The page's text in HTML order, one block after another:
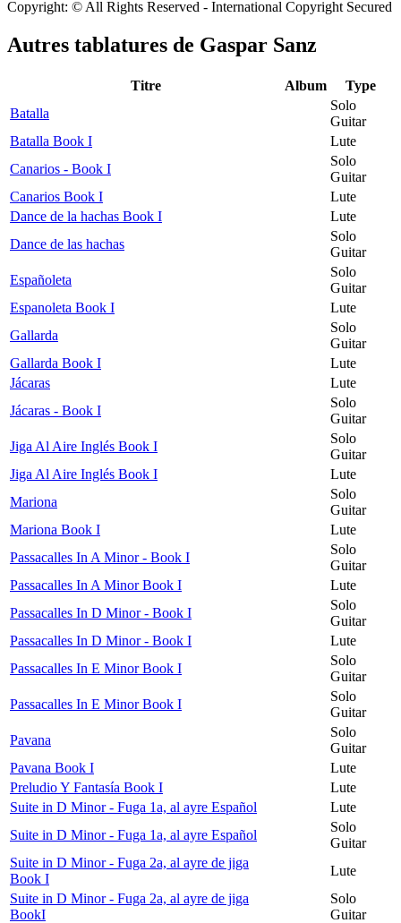
Copyright: © All Rights Reserved - International Copyright Secured
Autres tablatures de Gaspar Sanz
Titre Album
Type
Batalla
Solo
Guitar
Batalla Book I
Lute
Canarios - Book I
Solo
Guitar
Canarios Book I
Lute
Dance de la hachas Book I
Lute
Dance de las hachas
Solo
Guitar
Españoleta
Solo
Guitar
Espanoleta Book I
Lute
Gallarda
Solo
Guitar
Gallarda Book I
Lute
Jácaras
Lute
Jácaras - Book I
Solo
Guitar
Jiga Al Aire Inglés Book I
Solo
Guitar
Jiga Al Aire Inglés Book I
Lute
Mariona
Solo
Guitar
Mariona Book I
Lute
Passacalles In A Minor - Book I
Solo
Guitar
Passacalles In A Minor Book I
Lute
Passacalles In D Minor - Book I
Solo
Guitar
Passacalles In D Minor - Book I
Lute
Passacalles In E Minor Book I
Solo
Guitar
Passacalles In E Minor Book I
Solo
Guitar
Pavana
Solo
Guitar
Pavana Book I
Lute
Preludio Y Fantasía Book I
Lute
Suite in D Minor - Fuga 1a, al ayre Español
Lute
Suite in D Minor - Fuga 1a, al ayre Español
Solo
Guitar
Suite in D Minor - Fuga 2a, al ayre de jiga
Book I
Lute
Suite in D Minor - Fuga 2a, al ayre de jiga
BookI
Solo
Guitar